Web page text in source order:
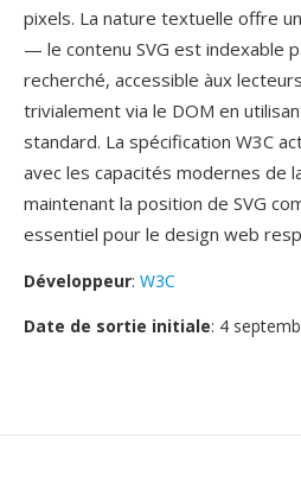
pixels. La nature textuelle offre
— le contenu SVG est indexable
recherché, accessible àux
trivialement via le DOM en
standard. La spécification W3C
avec les capacités modernes de
maintenant la position de SVG
essentiel pour le design web
Développeur: W3C
Date de sortie initiale: 4